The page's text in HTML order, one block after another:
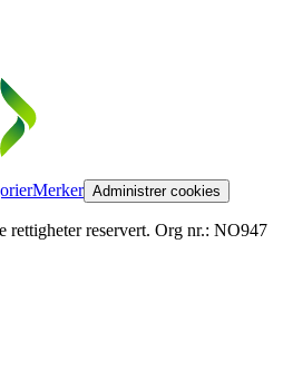
Merker Administrer cookies
reservert. Org nr.: NO947